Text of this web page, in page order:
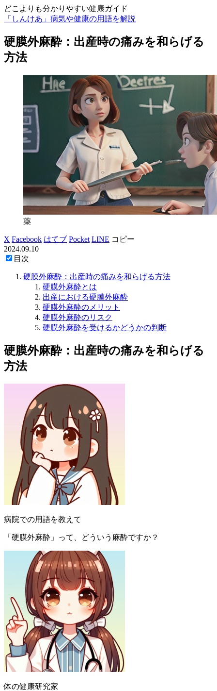
どこよりも分かりやすい健康ガイド
「しんけあ」病気や健康の用語を解説
硬膜外麻酔：出産時の痛みを和らげる
方法
薬
X Facebook はてブ Pocket LINE コピー
2024.09.10
目次
硬膜外麻酔：出産時の痛みを和らげる方法
硬膜外麻酔とは
出産における硬膜外麻酔
硬膜外麻酔のメリット
硬膜外麻酔のリスク
硬膜外麻酔を受けるかどうかの判断
硬膜外麻酔：出産時の痛みを和らげる
方法
病院での用語を教えて
「硬膜外麻酔」って、どういう麻酔ですか？
体の健康研究家